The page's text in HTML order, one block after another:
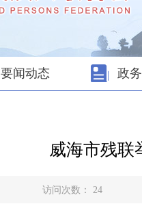
要闻动态 政
威海市残联
访问次数： 24